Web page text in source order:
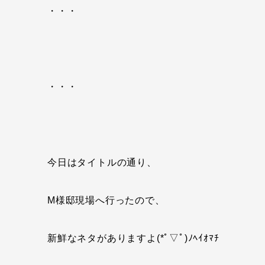
・・・
・・・
今日はタイトルの通り、
M様邸現場へ行ったので、
新鮮なネタがありますよ(*ﾟ▽ﾟ)ﾉﾍｲｵﾏﾁ